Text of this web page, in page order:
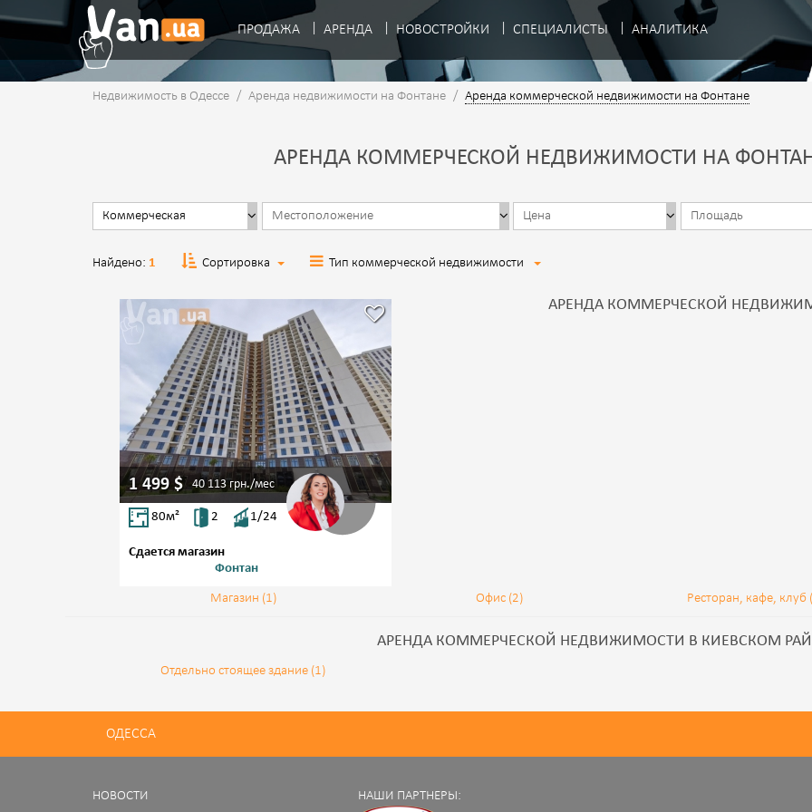
ПРОДАЖА АРЕНДА НОВОСТРОЙКИ СПЕЦИАЛИСТЫ АНАЛИТИКА
Недвижимость в Одессе / Аренда недвижимости на Фонтане / Аренда коммерческой недвижимости на Фонтане
АРЕНДА КОММЕРЧЕСКОЙ НЕДВИЖИМОСТИ НА
Найдено: 1 Сортировка Тип коммерческой недвижимости
1 499 $ 40 113 грн./мес
80м² 2 1/24
Сдается магазин
Фонтан
АРЕНДА КОММЕРЧЕСКОЙ
Магазин (1) Офис (2) Ресторан, кафе, клуб
АРЕНДА КОММЕРЧЕСКОЙ НЕДВИЖИМОСТИ В КИЕВСКОМ
Отдельно стоящее здание (1)
ОДЕССА
НОВОСТИ НАШИ ПАРТНЕРЫ: